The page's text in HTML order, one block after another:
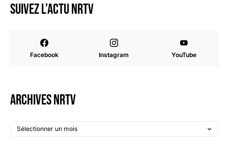
Suivez l’actu NRTV
Facebook Instagram YouTube
Archives NRTV